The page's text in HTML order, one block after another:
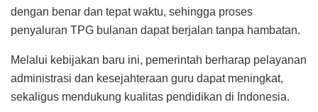
dengan benar dan tepat waktu, sehingga proses
penyaluran TPG bulanan dapat berjalan tanpa hambatan.
Melalui kebijakan baru ini, pemerintah berharap pelayanan
administrasi dan kesejahteraan guru dapat meningkat,
sekaligus mendukung kualitas pendidikan di Indonesia.